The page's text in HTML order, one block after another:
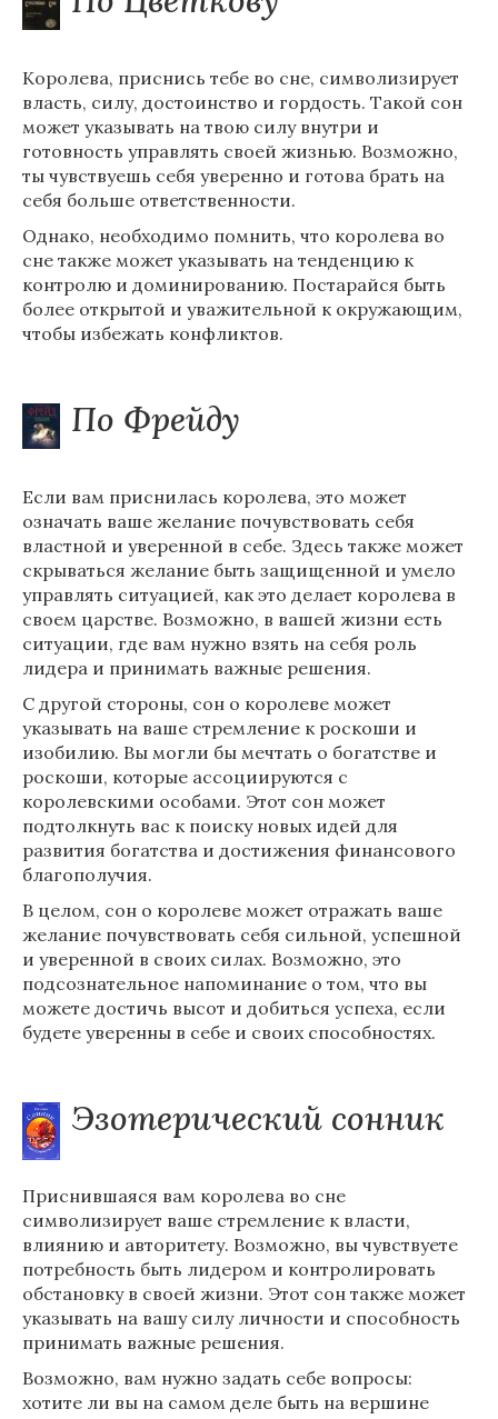
Королева, приснись тебе во сне, символизирует
власть, силу, достоинство и гордость. Такой сон
может указывать на твою силу внутри и
готовность управлять своей жизнью. Возможно,
ты чувствуешь себя уверенно и готова брать на
себя больше ответственности.
Однако, необходимо помнить, что королева во
сне также может указывать на тенденцию к
контролю и доминированию. Постарайся быть
более открытой и уважительной к окружающим,
чтобы избежать конфликтов.
По Фрейду
Если вам приснилась королева, это может
означать ваше желание почувствовать себя
властной и уверенной в себе. Здесь также может
скрываться желание быть защищенной и умело
управлять ситуацией, как это делает королева в
своем царстве. Возможно, в вашей жизни есть
ситуации, где вам нужно взять на себя роль
лидера и принимать важные решения.
С другой стороны, сон о королеве может
указывать на ваше стремление к роскоши и
изобилию. Вы могли бы мечтать о богатстве и
роскоши, которые ассоциируются с
королевскими особами. Этот сон может
подтолкнуть вас к поиску новых идей для
развития богатства и достижения финансового
благополучия.
В целом, сон о королеве может отражать ваше
желание почувствовать себя сильной, успешной
и уверенной в своих силах. Возможно, это
подсознательное напоминание о том, что вы
можете достичь высот и добиться успеха, если
будете уверенны в себе и своих способностях.
Эзотерический сонник
Приснившаяся вам королева во сне
символизирует ваше стремление к власти,
влиянию и авторитету. Возможно, вы чувствуете
потребность быть лидером и контролировать
обстановку в своей жизни. Этот сон также может
указывать на вашу силу личности и способность
принимать важные решения.
Возможно, вам нужно задать себе вопросы:
хотите ли вы на самом деле быть на вершине